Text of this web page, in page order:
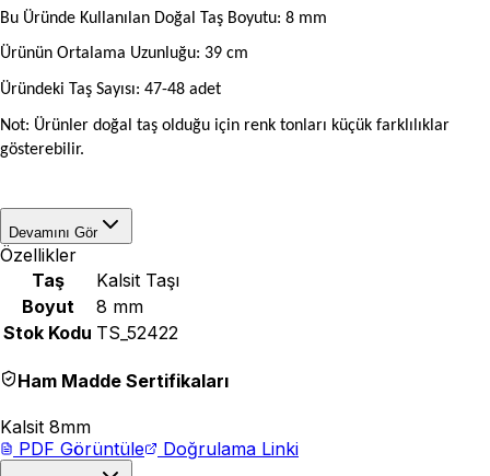
Bu Üründe Kullanılan Doğal Taş Boyutu: 8 mm
Ürünün Ortalama Uzunluğu: 39 cm
Üründeki Taş Sayısı: 47-48 adet
Not: Ürünler doğal taş olduğu için renk tonları küçük farklılıklar
gösterebilir.
Devamını Gör
Özellikler
Taş
Kalsit Taşı
Boyut
8 mm
Stok Kodu TS_52422
Ham Madde Sertifikaları
Kalsit 8mm
PDF Görüntüle
Doğrulama Linki